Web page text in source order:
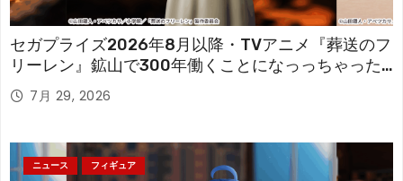
セガプライズ2026年8月以降・TVアニメ『葬送のフ
リーレン』鉱山で300年働くことになっっちゃった
「フリーレン」を立体化！
7月 29, 2026
ニュース フィギュア